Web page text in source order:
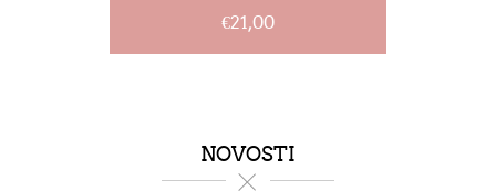
€21,00
NOVOSTI